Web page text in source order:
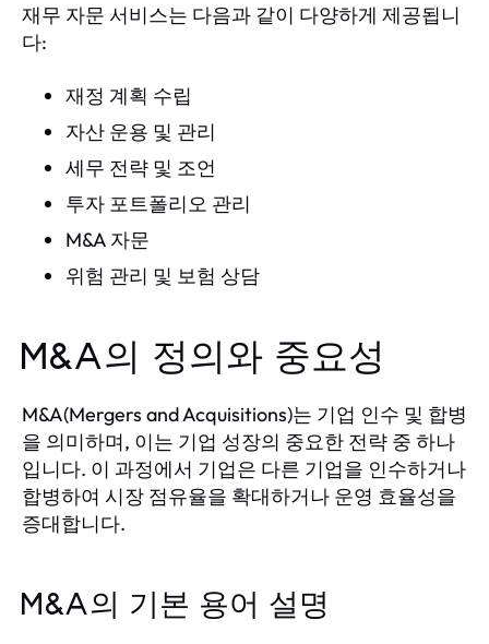
재무 자문 서비스는 다음과 같이 다양하게 제공됩니
다:
재정 계획 수립
자산 운용 및 관리
세무 전략 및 조언
투자 포트폴리오 관리
M&A 자문
위험 관리 및 보험 상담
M&A의 정의와 중요성
M&A(Mergers and Acquisitions)는 기업 인수 및 합병
을 의미하며, 이는 기업 성장의 중요한 전략 중 하나
입니다. 이 과정에서 기업은 다른 기업을 인수하거나
합병하여 시장 점유율을 확대하거나 운영 효율성을
증대합니다.
M&A의 기본 용어 설명